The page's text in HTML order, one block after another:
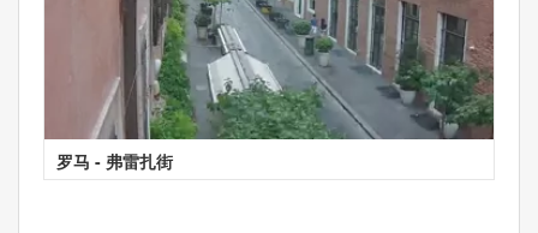
罗马 - 弗雷扎街